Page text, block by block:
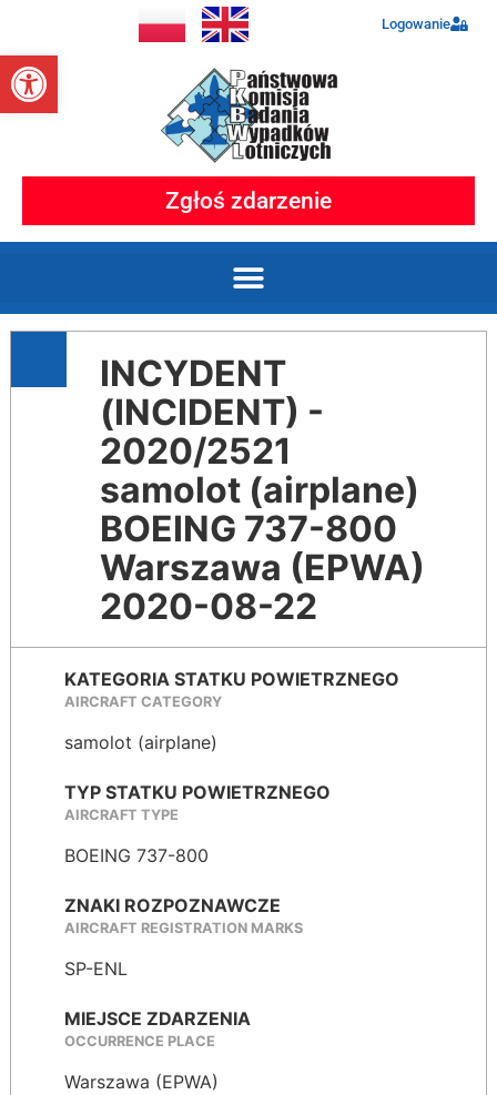
Otwórz pasek narzędzi
Logowanie
Zgłoś zdarzenie
INCYDENT
(INCIDENT) -
2020/2521
samolot (airplane)
BOEING 737-800
Warszawa (EPWA)
2020-08-22
KATEGORIA STATKU POWIETRZNEGO
AIRCRAFT CATEGORY
samolot (airplane)
TYP STATKU POWIETRZNEGO
AIRCRAFT TYPE
BOEING 737-800
ZNAKI ROZPOZNAWCZE
AIRCRAFT REGISTRATION MARKS
SP-ENL
MIEJSCE ZDARZENIA
OCCURRENCE PLACE
Warszawa (EPWA)